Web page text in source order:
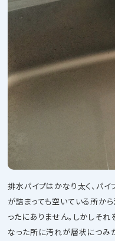
排水パイプはかなり太く、パ
が詰まっても空いている所か
ったにありません。しかしそれ
なった所に汚れが層状につみ